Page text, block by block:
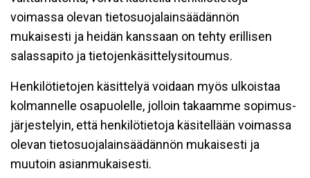
voimassa olevan tietosuojalainsäädännön
mukaisesti ja heidän kanssaan on tehty erillisen
salassapito ja tietojenkäsittelysitoumus.
Henkilötietojen käsittelyä voidaan myös ulkoistaa
kolmannelle osapuolelle, jolloin takaamme sopimus-
järjestelyin, että henkilötietoja käsitellään voimassa
olevan tietosuojalainsäädännön mukaisesti ja
muutoin asianmukaisesti.